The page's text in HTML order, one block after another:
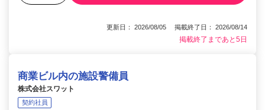
更新日： 2026/08/05 掲載終了日： 2026/08/14
掲載終了まであと5日
商業ビル内の施設警備員
株式会社スワット
契約社員